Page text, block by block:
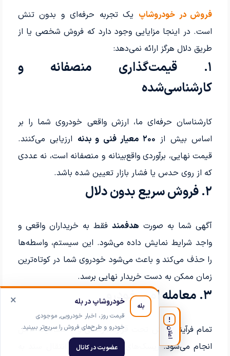
فروش در خودروشاپ یک تجربه حرفه‌ای و بدون تنش
است. در اینجا مزایایی وجود دارد که فروش شخصی یا از
طریق دلال هرگز ارائه نمی‌دهد:
۱. قیمت‌گذاری منصفانه و
کارشناسی‌شده
کارشناسان حرفه‌ای ما، ارزش واقعی خودروی شما را بر
اساس بیش از ۲۰۰ معیار فنی و بدنه
ارزیابی می‌کنند.
قیمت نهایی، برآوردی واقع‌بینانه و منصفانه است، نه عددی
که از روی حدس یا فشار بازار تعیین شده باشد.
۲. فروش سریع بدون دلال
آگهی شما به صورت هدفمندفقط به خریداران واقعی و
واجد شرایط نمایش داده می‌شود. این سیستم، واسطه‌ها
را حذف می‌کند و باعث می‌شود خودروی شما در کوتاه‌ترین
زمان ممکن به دست خریدار نهایی برسد.
۳. معامله امن خودرو
تمام فرآیند فروش تحت قرارداد رسمیو با شفافیت کامل
انجام می‌شود. ریسک‌های حقوقی، مالی و انتقال سند به
!
اعلان
× بله خودروشاپ در بله
قیمت روز، اخبار خودرویی, موجودی
خودرو و طرح‌های فروش را سریع‌تر ببینید.
عضویت در کانال